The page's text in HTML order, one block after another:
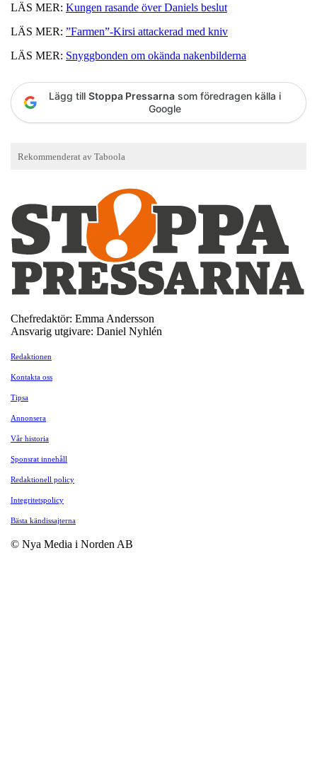
LÄS MER: Kungen rasande över Daniels beslut
LÄS MER: ”Farmen”-Kirsi attackerad med kniv
LÄS MER: Snyggbonden om okända nakenbilderna
Lägg till Stoppa Pressarna som föredragen källa i
Google
Chefredaktör: Emma Andersson
Ansvarig utgivare: Daniel Nyhlén
Redaktionen
Kontakta oss
Tipsa
Annonsera
Vår historia
Sponsrat innehåll
Redaktionell policy
Integritetspolicy
Bästa kändissajterna
© Nya Media i Norden AB